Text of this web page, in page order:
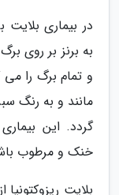
در بیماری
به برنز بر روی
و تمام برگ را
مانند و به رنگ
گردد. این
خنک و مرطوب
بلایت